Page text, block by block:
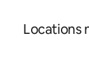
Locations